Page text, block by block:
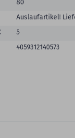
80
Auslaufartikel!
5
4059312140573